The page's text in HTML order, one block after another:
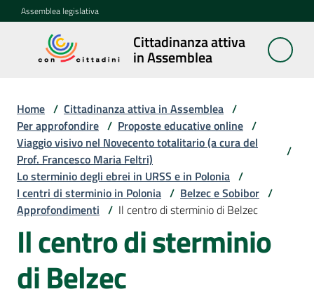
Vai al contenuto
Vai alla navigazione
Vai al footer
Assemblea legislativa
Cittadinanza attiva
in Assemblea
Cittadinanza
attiva in
Concittadini
Porte
aperte
in
Assemblea
Mostre
itineranti
Home / Cittadinanza attiva in Assemblea /
Per approfondire / Proposte educative online /
Viaggio visivo nel Novecento totalitario (a cura del
Prof. Francesco Maria Feltri)
/
Lo sterminio degli ebrei in URSS e in Polonia /
I centri di sterminio in Polonia / Belzec e Sobibor /
Approfondimenti / Il centro di sterminio di Belzec
Il centro di sterminio
di Belzec